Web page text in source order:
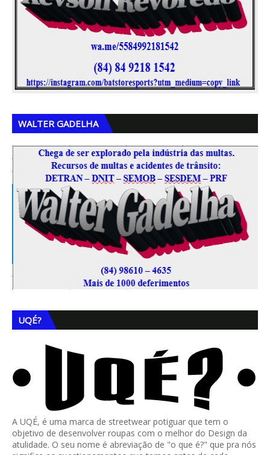
WALTER GADELHA
UQÉ?
A UQÉ, é uma marca de streetwear potiguar que tem o
objetivo de desenvolver roupas com o melhor do Design da
atulidade. O seu nome é abreviação de "o que é?" que pra nós